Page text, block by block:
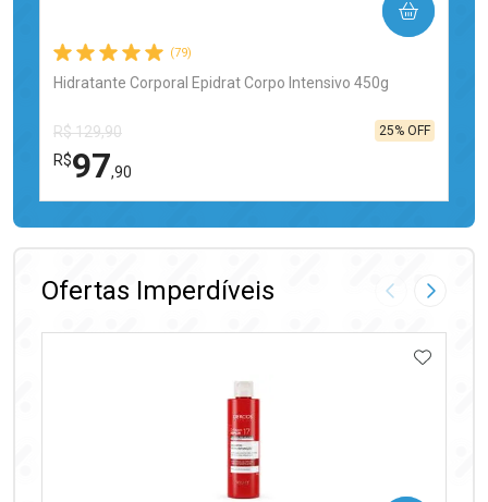
(79)
Hidratante Corporal Epidrat Corpo Intensivo 450g
R$ 129,90
R$97,90
25% OFF
COMPRAR
FECHAR
FECHAR
Ofertas Imperdíveis Imagem